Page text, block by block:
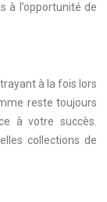
à l’opportunité de
à la fois lors
reste toujours
à votre succès.
collections de